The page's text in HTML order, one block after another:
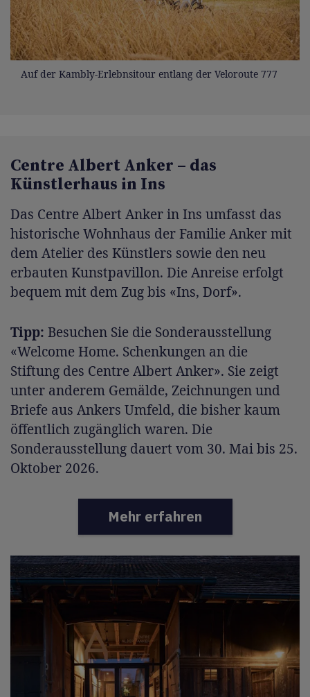
Auf der Kambly-Erlebnsitour entlang der Veloroute 777
Centre Albert Anker – das
Künstlerhaus in Ins
Das Centre Albert Anker in Ins umfasst das
historische Wohnhaus der Familie Anker mit
dem Atelier des Künstlers sowie den neu
erbauten Kunstpavillon. Die Anreise erfolgt
bequem mit dem Zug bis «Ins, Dorf».
Tipp: Besuchen Sie die Sonderausstellung
«Welcome Home. Schenkungen an die
Stiftung des Centre Albert Anker». Sie zeigt
unter anderem Gemälde, Zeichnungen und
Briefe aus Ankers Umfeld, die bisher kaum
öffentlich zugänglich waren. Die
Sonderausstellung dauert vom 30. Mai bis 25.
Oktober 2026.
Mehr erfahren